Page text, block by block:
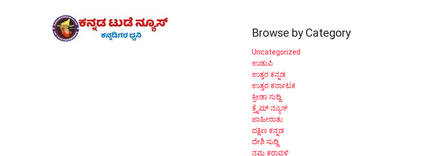
Browse by Category
Uncategorized
ಉಡುಪಿ
ಉತ್ತರ ಕನ್ನಡ
ಉತ್ತರ ಕರ್ನಾಟಕ
ಕ್ರೀಡಾ ಸುದ್ದಿ
ಕ್ರೈಮ್ ನ್ಯೂಸ್
ಜಾಹೀರಾತು
ದಕ್ಷಿಣ ಕನ್ನಡ
ದೇಶಿ ಸುದ್ದಿ
ನಮ್ಮ ಕರಾವಳಿ